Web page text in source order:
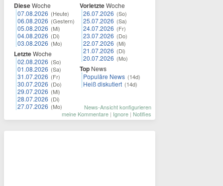
DieseWoche
07.08.2026 (Heute)
06.08.2026 (Gestern)
05.08.2026 (Mi)
04.08.2026 (Di)
03.08.2026 (Mo)
LetzteWoche
02.08.2026 (So)
01.08.2026 (Sa)
31.07.2026 (Fr)
30.07.2026 (Do)
29.07.2026 (Mi)
28.07.2026 (Di)
27.07.2026 (Mo)
VorletzteWoche
26.07.2026 (So)
25.07.2026 (Sa)
24.07.2026 (Fr)
23.07.2026 (Do)
22.07.2026 (Mi)
21.07.2026 (Di)
20.07.2026 (Mo)
Top News
Populäre News (14d)
Heiß diskutiert (14d)
News-Ansicht konfigurieren
meine Kommentare | Ignore | Notifies